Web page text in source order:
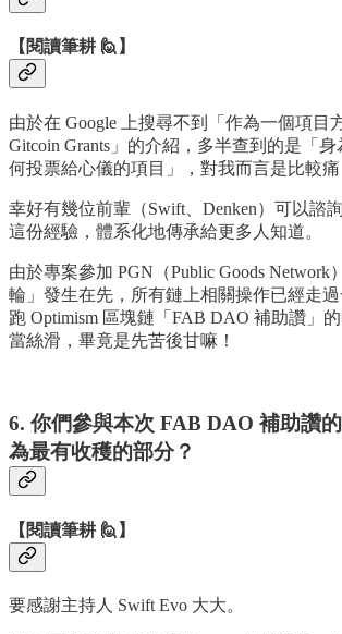
【閱讀筆耕 🙋】
由於在 Google 上搜尋不到「作為一個項目
Gitcoin Grants」的介紹，多半查到的是「
何投票給心儀的項目」，對我而言是比較痛
幸好有幾位前輩（Swift、Denken）可以諮
這份經驗，體系化地傳承給更多人知道。
由於專案參加 PGN（Public Goods Network
輪」發生在先，所有鏈上相關操作已經走
跑 Optimism 區塊鏈「FAB DAO 補助讚」
當絲滑，畢竟是先苦後甘嘛！
6. 你們參與本次 FAB DAO 補助讚
為最有收穫的部分？
【閱讀筆耕 🙋】
要感謝主持人 Swift Evo 大大。